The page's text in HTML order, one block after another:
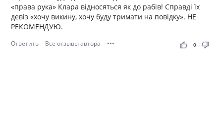
«права рука» Клара відносяться як до рабів! Справді їх
девіз «хочу викину, хочу буду тримати на повідку». НЕ
РЕКОМЕНДУЮ.
Ответить Все отзывы автора ••• thumb_up thumb_down
0